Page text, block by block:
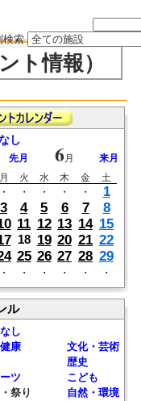
検索
ト情報）
し
先月 6月
来月
月 火 水 木 金
土
・ ・ ・ ・ ・
1
3 4 5 6 7
8
11 12 13 14 15
18 19 20 21 22
25 26 27 28 29
・ ・ ・ ・ ・ ・
ル
し
康
文化・芸術
歴史
ツ
こども
祭り
自然・環境